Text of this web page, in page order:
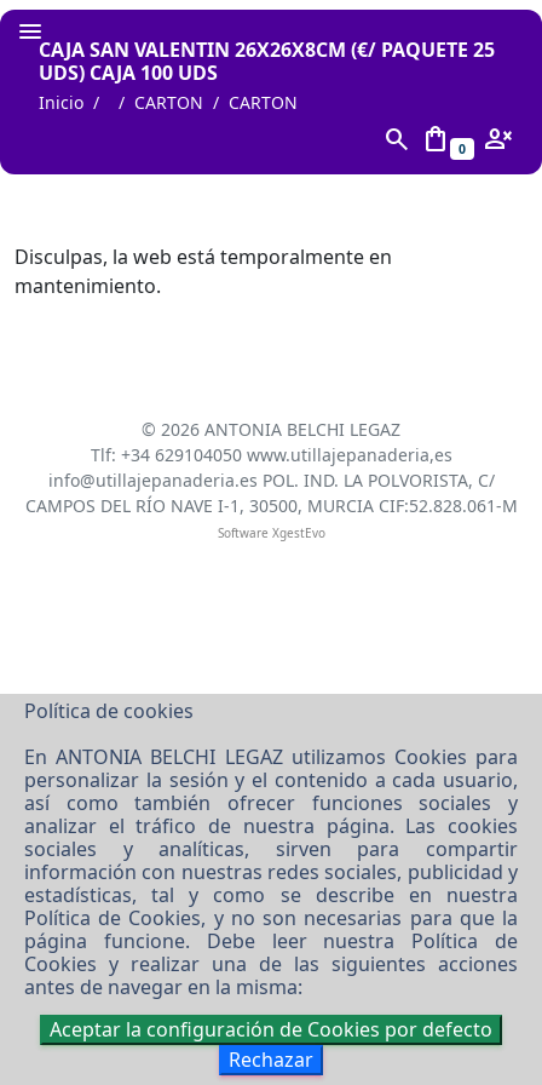
CAJA SAN VALENTIN 26X26X8CM (€/ PAQUETE 25
UDS) CAJA 100 UDS
Inicio CARTON CARTON
search shopping_bag 0 person_cancel
Disculpas, la web está temporalmente en
mantenimiento.
© 2026 ANTONIA BELCHI LEGAZ
Tlf: +34 629104050 www.utillajepanaderia,es
info@utillajepanaderia.es POL. IND. LA POLVORISTA, C/
CAMPOS DEL RÍO NAVE I-1, 30500, MURCIA CIF:52.828.061-M
Software XgestEvo
Política de cookies
En ANTONIA BELCHI LEGAZ utilizamos Cookies para
personalizar la sesión y el contenido a cada usuario,
así como también ofrecer funciones sociales y
analizar el tráfico de nuestra página. Las cookies
sociales y analíticas, sirven para compartir
información con nuestras redes sociales, publicidad y
estadísticas, tal y como se describe en nuestra
Política de Cookies, y no son necesarias para que la
página funcione. Debe leer nuestra Política de
Cookies y realizar una de las siguientes acciones
antes de navegar en la misma:
Aceptar la configuración de Cookies por defecto
Rechazar